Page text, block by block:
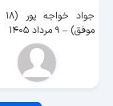
موفق) – ۹ مرداد ۱۴۰۵